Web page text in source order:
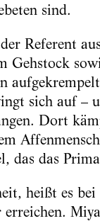
sind.
Referent
Gehstock
sich auf –
Dort
das das
heißt es bei